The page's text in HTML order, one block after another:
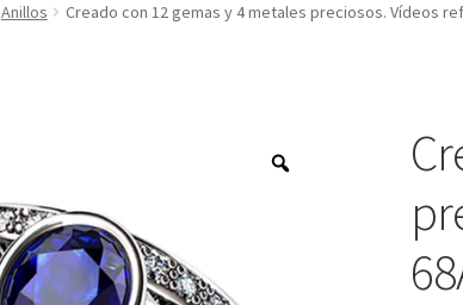
Anillos Creado con 12 gemas y 4 metales preciosos. Vídeos